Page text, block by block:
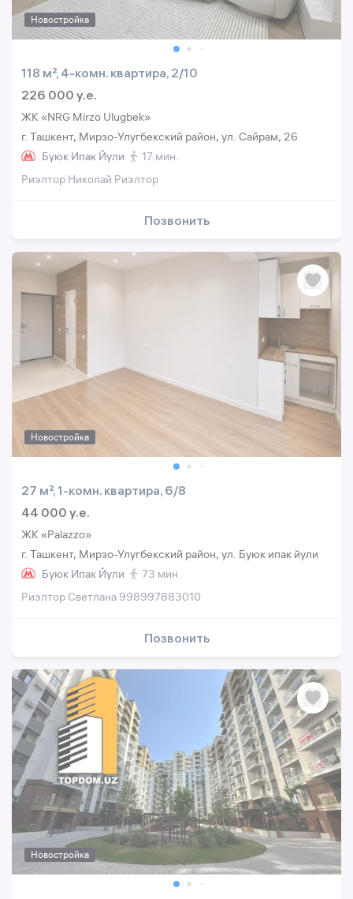
Новостройка
118 м², 4-комн. квартира, 2/10
226 000 y.e.
ЖК «NRG Mirzo Ulugbek»
г. Ташкент, Мирзо-Улугбекский район, ул. Сайрам, 26
Буюк Ипак Йули
17 мин.
Риэлтор Николай Риэлтор
Позвонить
Новостройка
27 м², 1-комн. квартира, 6/8
44 000 y.e.
ЖК «Palazzo»
г. Ташкент, Мирзо-Улугбекский район, ул. Буюк ипак йули
Буюк Ипак Йули
73 мин.
Риэлтор Светлана 998997883010
Позвонить
Новостройка